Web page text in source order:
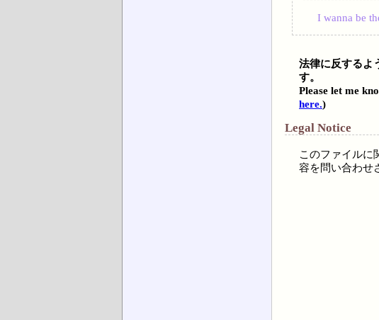
I wanna be
法律に反するよ
す。
Please let me
here.)
Legal Notice
このファイルに
容を問い合わせ